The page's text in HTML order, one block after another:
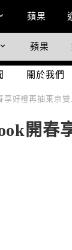
蘋果
蘋果
關於我們
好禮再抽東京雙
開春